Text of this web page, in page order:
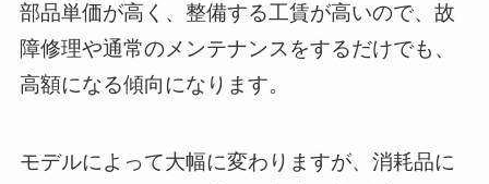
部品単価が高く、整備する工賃が高いので、故
障修理や通常のメンテナンスをするだけでも、
高額になる傾向になります。
モデルによって大幅に変わりますが、消耗品に